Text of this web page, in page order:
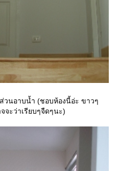
นอาบน้ำ (ชอบห้องนี้อ่ะ ขาวๆ
จะว่าเรียบๆจืดๆนะ)